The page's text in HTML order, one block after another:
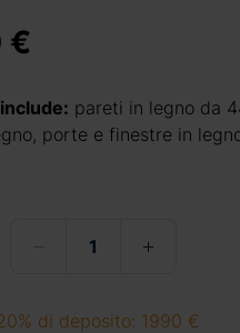
€
pareti in legno da
porte e finestre in
di deposito: 1990 €